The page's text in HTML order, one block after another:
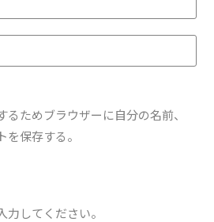
ためブラウザーに自分の名前、
保存する。
してください。